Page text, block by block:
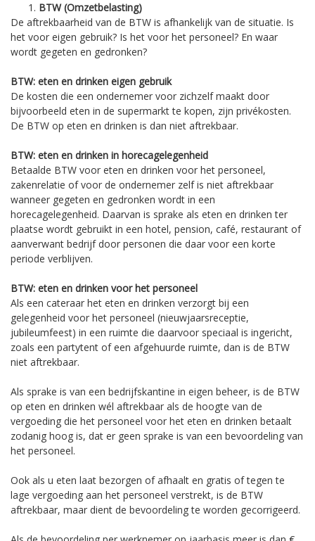
BTW (Omzetbelasting)
De aftrekbaarheid van de BTW is afhankelijk van de situatie. Is
het voor eigen gebruik? Is het voor het personeel? En waar
wordt gegeten en gedronken?
BTW: eten en drinken eigen gebruik
De kosten die een ondernemer voor zichzelf maakt door
bijvoorbeeld eten in de supermarkt te kopen, zijn privékosten.
De BTW op eten en drinken is dan niet aftrekbaar.
BTW: eten en drinken in horecagelegenheid
Betaalde BTW voor eten en drinken voor het personeel,
zakenrelatie of voor de ondernemer zelf is niet aftrekbaar
wanneer gegeten en gedronken wordt in een
horecagelegenheid. Daarvan is sprake als eten en drinken ter
plaatse wordt gebruikt in een hotel, pension, café, restaurant of
aanverwant bedrijf door personen die daar voor een korte
periode verblijven.
BTW: eten en drinken voor het personeel
Als een cateraar het eten en drinken verzorgt bij een
gelegenheid voor het personeel (nieuwjaarsreceptie,
jubileumfeest) in een ruimte die daarvoor speciaal is ingericht,
zoals een partytent of een afgehuurde ruimte, dan is de BTW
niet aftrekbaar.
Als sprake is van een bedrijfskantine in eigen beheer, is de BTW
op eten en drinken wél aftrekbaar als de hoogte van de
vergoeding die het personeel voor het eten en drinken betaalt
zodanig hoog is, dat er geen sprake is van een bevoordeling van
het personeel.
Ook als u eten laat bezorgen of afhaalt en gratis of tegen te
lage vergoeding aan het personeel verstrekt, is de BTW
aftrekbaar, maar dient de bevoordeling te worden gecorrigeerd.